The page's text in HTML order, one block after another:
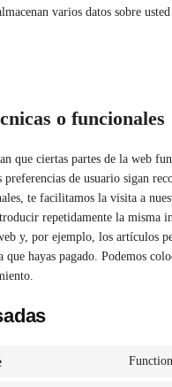
varios datos sobre
o funcionales
que ciertas partes de la web
preferencias de usuario sigan
te facilitamos la visita a
repetidamente la misma
y, por ejemplo, los artículos
que hayas pagado. Podemos